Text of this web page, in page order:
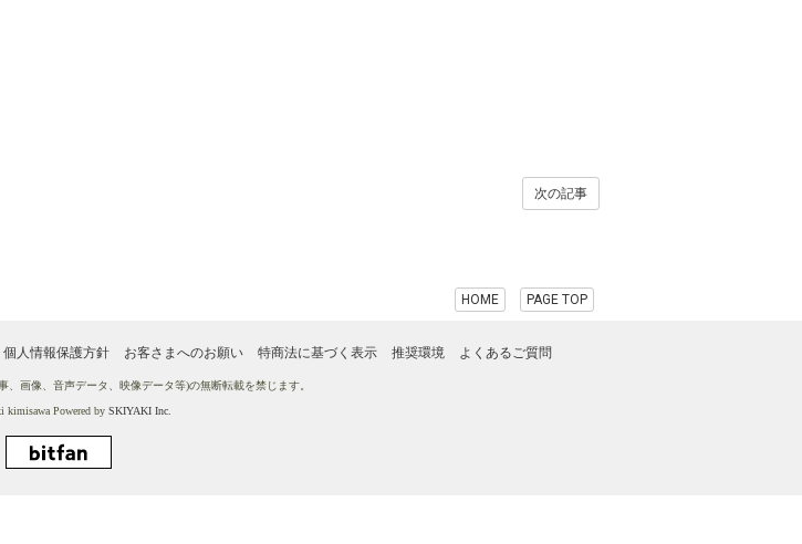
次の記事
HOME PAGE TOP
個人情報保護方針 お客さまへのお願い 特商法に基づく表示 推奨環境 よくあるご質問
、画像、音声データ、映像データ等)の無断転載を禁じます。
kimisawa Powered by SKIYAKI Inc.